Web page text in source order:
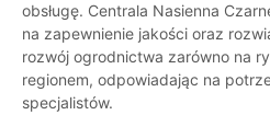
obsługę. Centrala Nasienna
na zapewnienie jakości oraz
rozwój ogrodnictwa zarówno na
regionem, odpowiadając na
specjalistów.